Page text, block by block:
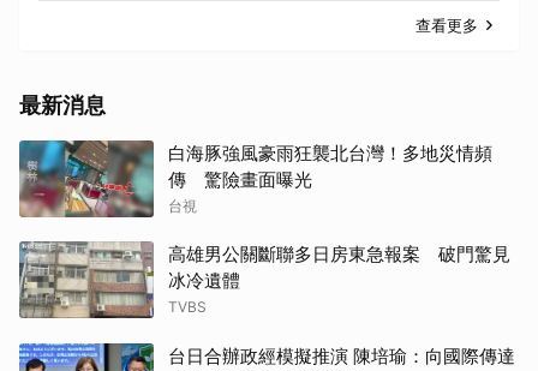
查看更多
最新消息
白海豚強風豪雨狂襲北台灣！多地災情頻
傳 驚險畫面曝光
台視
高雄男公關斷聯多日房東急報案 破門驚見
冰冷遺體
TVBS
台日合辦政經模擬推演 陳培瑜：向國際傳達